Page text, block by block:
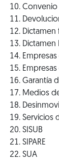
Convenio
Dictamen
Dictamen
Garantía
Medios
Servicios
SISUB
SIPARE
SUA